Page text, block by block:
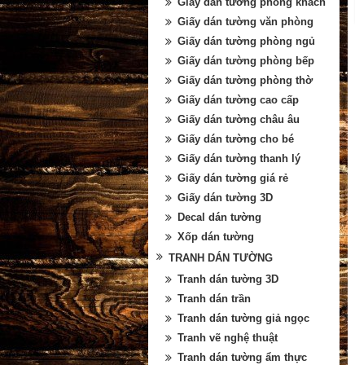
Giấy dán tường văn phòng
Giấy dán tường phòng ngủ
Giấy dán tường phòng bếp
Giấy dán tường phòng thờ
Giấy dán tường cao cấp
Giấy dán tường châu âu
Giấy dán tường cho bé
Giấy dán tường thanh lý
Giấy dán tường giá rẻ
Giấy dán tường 3D
Decal dán tường
Xốp dán tường
TRANH DÁN TƯỜNG
Tranh dán tường 3D
Tranh dán trần
Tranh dán tường giả ngọc
Tranh vẽ nghệ thuật
Tranh dán tường ẩm thực